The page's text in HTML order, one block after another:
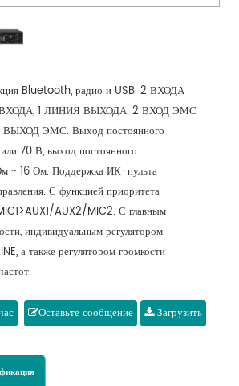
Bluetooth, радио и USB. 2 ВХОДА
1 ЛИНИЯ ВЫХОДА. 2 ВХОД ЭМС
ЭМС. Выход постоянного
70 В, выход постоянного
~ 16 Ом. Поддержка ИК-пульта
С функцией приоритета
AUX2/MIC2. С главным
индивидуальным регулятором
а также регулятором громкости
Оставьте сообщение Загрузить